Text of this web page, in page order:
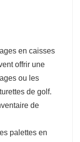
en caisses
offrir une
ou les
de golf.
de
palettes en